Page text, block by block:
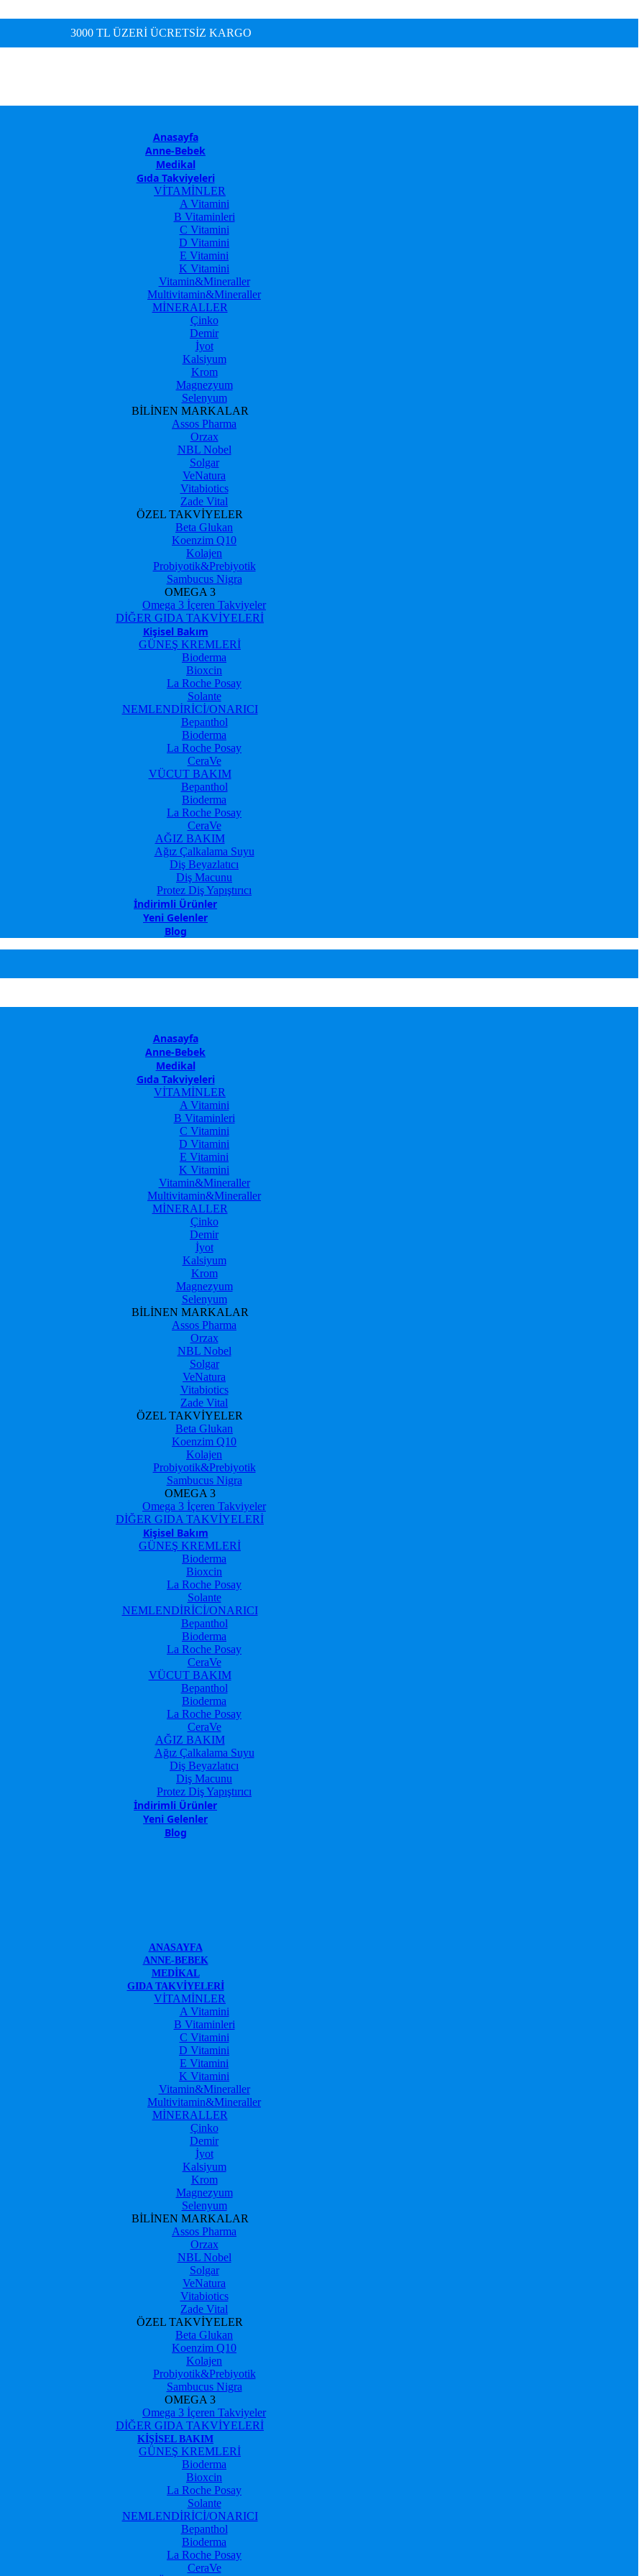
3000 TL ÜZERİ ÜCRETSİZ KARGO
Anasayfa
Anne-Bebek
Medikal
Gıda Takviyeleri
VİTAMİNLER
A Vitamini
B Vitaminleri
C Vitamini
D Vitamini
E Vitamini
K Vitamini
Vitamin&Mineraller
Multivitamin&Mineraller
MİNERALLER
Çinko
Demir
İyot
Kalsiyum
Krom
Magnezyum
Selenyum
BİLİNEN MARKALAR
Assos Pharma
Orzax
NBL Nobel
Solgar
VeNatura
Vitabiotics
Zade Vital
ÖZEL TAKVİYELER
Beta Glukan
Koenzim Q10
Kolajen
Probiyotik&Prebiyotik
Sambucus Nigra
OMEGA 3
Omega 3 İçeren Takviyeler
DİĞER GIDA TAKVİYELERİ
Kişisel Bakım
GÜNEŞ KREMLERİ
Bioderma
Bioxcin
La Roche Posay
Solante
NEMLENDİRİCİ/ONARICI
Bepanthol
Bioderma
La Roche Posay
CeraVe
VÜCUT BAKIM
Bepanthol
Bioderma
La Roche Posay
CeraVe
AĞIZ BAKIM
Ağız Çalkalama Suyu
Diş Beyazlatıcı
Diş Macunu
Protez Diş Yapıştırıcı
İndirimli Ürünler
Yeni Gelenler
Blog
Anasayfa
Anne-Bebek
Medikal
Gıda Takviyeleri
VİTAMİNLER
A Vitamini
B Vitaminleri
C Vitamini
D Vitamini
E Vitamini
K Vitamini
Vitamin&Mineraller
Multivitamin&Mineraller
MİNERALLER
Çinko
Demir
İyot
Kalsiyum
Krom
Magnezyum
Selenyum
BİLİNEN MARKALAR
Assos Pharma
Orzax
NBL Nobel
Solgar
VeNatura
Vitabiotics
Zade Vital
ÖZEL TAKVİYELER
Beta Glukan
Koenzim Q10
Kolajen
Probiyotik&Prebiyotik
Sambucus Nigra
OMEGA 3
Omega 3 İçeren Takviyeler
DİĞER GIDA TAKVİYELERİ
Kişisel Bakım
GÜNEŞ KREMLERİ
Bioderma
Bioxcin
La Roche Posay
Solante
NEMLENDİRİCİ/ONARICI
Bepanthol
Bioderma
La Roche Posay
CeraVe
VÜCUT BAKIM
Bepanthol
Bioderma
La Roche Posay
CeraVe
AĞIZ BAKIM
Ağız Çalkalama Suyu
Diş Beyazlatıcı
Diş Macunu
Protez Diş Yapıştırıcı
İndirimli Ürünler
Yeni Gelenler
Blog
ANASAYFA
ANNE-BEBEK
MEDIKAL
GIDA TAKVIYELERI
VİTAMİNLER
A Vitamini
B Vitaminleri
C Vitamini
D Vitamini
E Vitamini
K Vitamini
Vitamin&Mineraller
Multivitamin&Mineraller
MİNERALLER
Çinko
Demir
İyot
Kalsiyum
Krom
Magnezyum
Selenyum
BİLİNEN MARKALAR
Assos Pharma
Orzax
NBL Nobel
Solgar
VeNatura
Vitabiotics
Zade Vital
ÖZEL TAKVİYELER
Beta Glukan
Koenzim Q10
Kolajen
Probiyotik&Prebiyotik
Sambucus Nigra
OMEGA 3
Omega 3 İçeren Takviyeler
DİĞER GIDA TAKVİYELERİ
KIŞISEL BAKIM
GÜNEŞ KREMLERİ
Bioderma
Bioxcin
La Roche Posay
Solante
NEMLENDİRİCİ/ONARICI
Bepanthol
Bioderma
La Roche Posay
CeraVe